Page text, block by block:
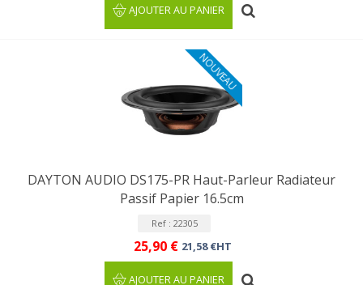
AJOUTER AU PANIER
NOUVEAU
DAYTON AUDIO DS175-PR Haut-Parleur Radiateur
Passif Papier 16.5cm
Ref : 22305
25,90 € 21,58 €HT
AJOUTER AU PANIER